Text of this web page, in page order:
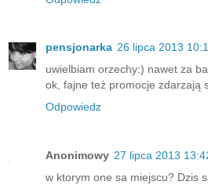
pensjonarka 26 lipca 2013
uwielbiam orzechy:) nawet za
ok, fajne też promocje zdarzają
Odpowiedz
Anonimowy 27 lipca 2013
w ktorym one sa miejscu? Dzis